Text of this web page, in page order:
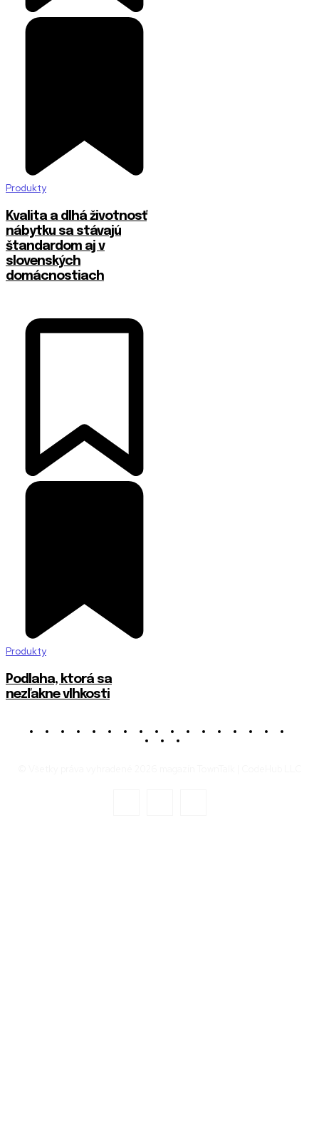
Produkty
​Kvalita a dlhá životnosť
nábytku sa stávajú
štandardom aj v
slovenských
domácnostiach
Produkty
Podlaha, ktorá sa
nezľakne vlhkosti